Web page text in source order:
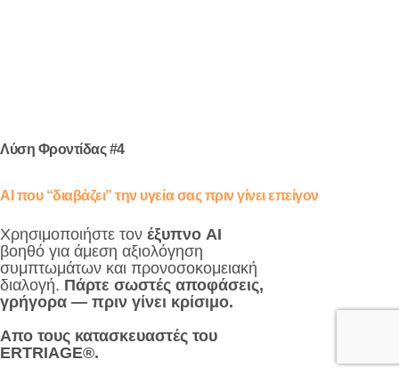
Λύση Φροντίδας #4
AI που “διαβάζει” την υγεία σας πριν γίνει επείγον
Χρησιμοποιήστε τον έξυπνο AI
βοηθό για άμεση αξιολόγηση
συμπτωμάτων και προνοσοκομειακή
διαλογή. Πάρτε σωστές αποφάσεις,
γρήγορα — πριν γίνει κρίσιμο.
Απο τους κατασκευαστές του
ERTRIAGE®.